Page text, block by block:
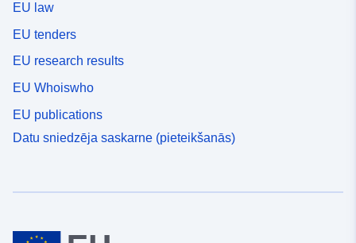
EU law
EU tenders
EU research results
EU Whoiswho
EU publications
Datu sniedzēja saskarne (pieteikšanās)